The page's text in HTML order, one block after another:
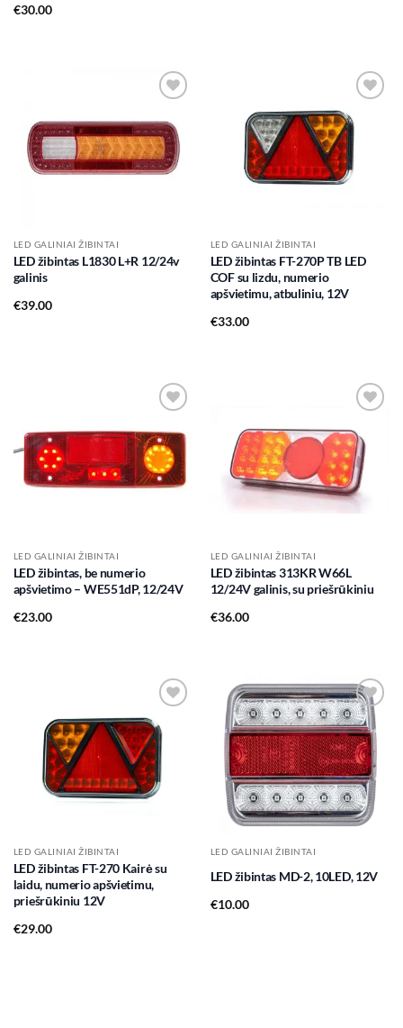
€30.00
wishlist
LED GALINIAI ŽIBINTAI
LED žibintas L1830 L+R 12/24v
galinis
€39.00
Add to
wishlist
LED GALINIAI ŽIBINTAI
LED žibintas FT-270P TB LED
COF su lizdu, numerio
apšvietimu, atbuliniu, 12V
€33.00
wishlist
LED GALINIAI ŽIBINTAI
LED žibintas, be numerio
apšvietimo – WE551dP, 12/24V
€23.00
wishlist
LED GALINIAI ŽIBINTAI
LED žibintas 313KR W66L
12/24V galinis, su priešrūkiniu
€36.00
Add to
wishlist
LED GALINIAI ŽIBINTAI
LED žibintas FT-270 Kairė su
laidu, numerio apšvietimu,
priešrūkiniu 12V
€29.00
Add to
wishlist
LED GALINIAI ŽIBINTAI
LED žibintas MD-2, 10LED, 12V
€10.00